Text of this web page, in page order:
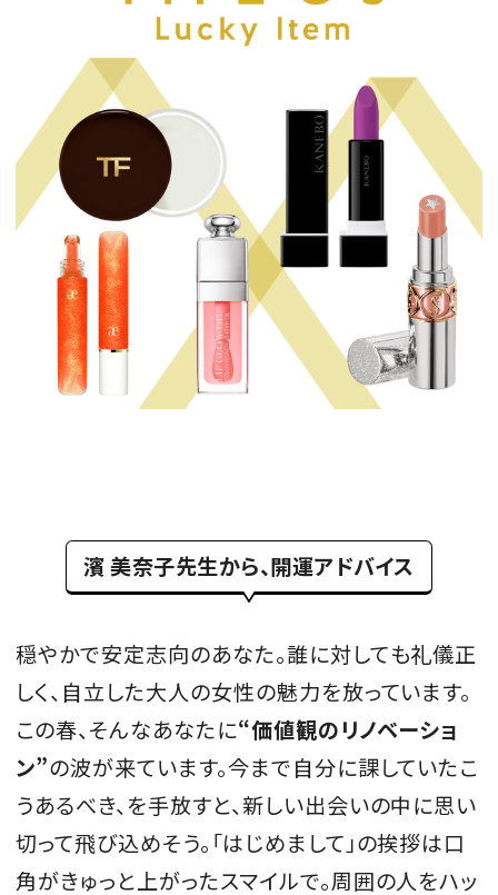
濱 美奈子先生から、開運アドバイス
穏やかで安定志向のあなた。誰に対しても礼儀正
しく、自立した大人の女性の魅力を放っています。
この春、そんなあなたに“価値観のリノベーショ
ン”の波が来ています。今まで自分に課していたこ
うあるべき、を手放すと、新しい出会いの中に思い
切って飛び込めそう。「はじめまして」の挨拶は口
角がきゅっと上がったスマイルで。周囲の人をハッ